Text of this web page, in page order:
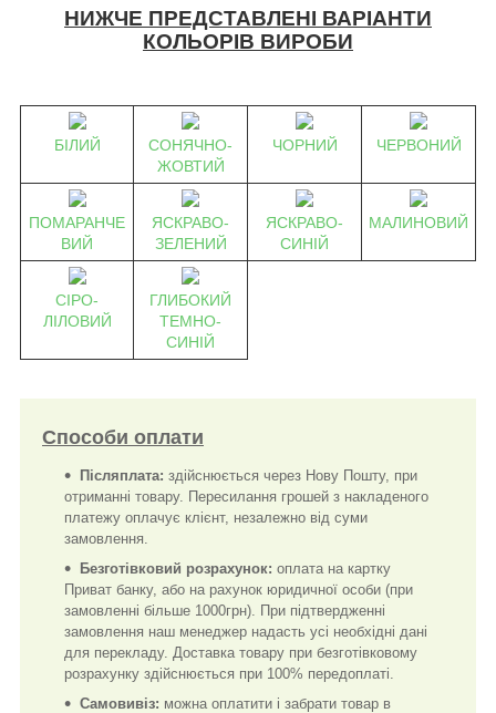
НИЖЧЕ ПРЕДСТАВЛЕНІ ВАРІАНТИ
КОЛЬОРІВ ВИРОБИ
БІЛИЙ
СОНЯЧНО-
ЖОВТИЙ
ЧОРНИЙ ЧЕРВОНИЙ
ПОМАРАНЧЕ
ВИЙ
ЯСКРАВО-
ЗЕЛЕНИЙ
ЯСКРАВО-
СИНІЙ
МАЛИНОВИЙ
СІРО-
ЛІЛОВИЙ
ГЛИБОКИЙ
ТЕМНО-
СИНІЙ
Способи оплати
Післяплата: здійснюється через Нову Пошту, при
отриманні товару. Пересилання грошей з накладеного
платежу оплачує клієнт, незалежно від суми
замовлення.
Безготівковий розрахунок: оплата на картку
Приват банку, або на рахунок юридичної особи (при
замовленні більше 1000грн). При підтвердженні
замовлення наш менеджер надасть усі необхідні дані
для перекладу. Доставка товару при безготівковому
розрахунку здійснюється при 100% передоплаті.
Самовивіз: можна оплатити і забрати товар в